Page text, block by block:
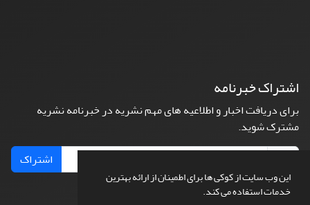
این وب سایت از کوکی ها برای اطمینان از ارائه بهترین
خدمات استفاده می کند.
اشتراک خبرنامه
برای دریافت اخبار و اطلاعیه های مهم نشریه در خبرنامه نشریه
مشترک شوید.
اشتراک